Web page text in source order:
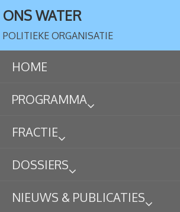
ONS WATER
POLITIEKE ORGANISATIE
HOME
PROGRAMMA
FRACTIE
DOSSIERS
NIEUWS & PUBLICATIES